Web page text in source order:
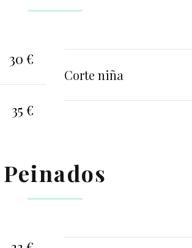
30 €
35 €
Corte niña
Peinados